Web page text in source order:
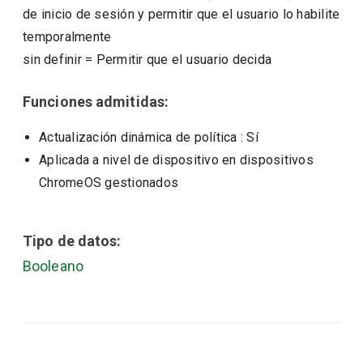
de inicio de sesión y permitir que el usuario lo habilite
temporalmente
sin definir= Permitir que el usuario decida
Funciones admitidas:
Actualización dinámica de política : Sí
Aplicada a nivel de dispositivo en dispositivos
ChromeOS gestionados
Tipo de datos:
Booleano